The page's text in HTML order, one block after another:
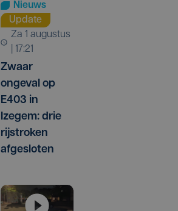
Nieuws
Update
za 1 augustus
| 17:21
Zwaar
ongeval op
E403 in
Izegem: drie
rijstroken
afgesloten